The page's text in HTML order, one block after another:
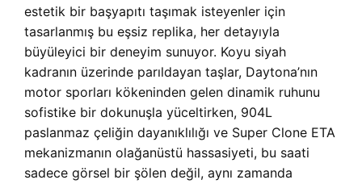
estetik bir başyapıtı taşımak isteyenler için
tasarlanmış bu eşsiz replika, her detayıyla
büyüleyici bir deneyim sunuyor. Koyu siyah
kadranın üzerinde parıldayan taşlar, Daytona’nın
motor sporları kökeninden gelen dinamik ruhunu
sofistike bir dokunuşla yüceltirken, 904L
paslanmaz çeliğin dayanıklılığı ve Super Clone ETA
mekanizmanın olağanüstü hassasiyeti, bu saati
sadece görsel bir şölen değil, aynı zamanda